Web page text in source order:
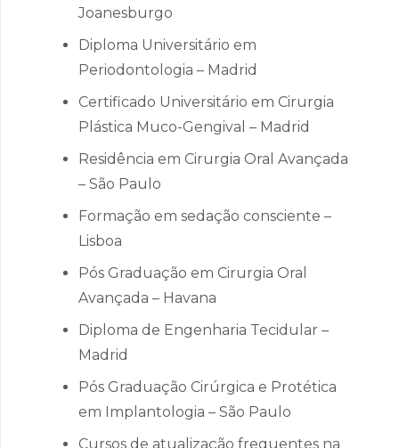
Joanesburgo
Diploma Universitário em
Periodontologia – Madrid
Certificado Universitário em Cirurgia
Plástica Muco-Gengival – Madrid
Residência em Cirurgia Oral Avançada
– São Paulo
Formação em sedação consciente –
Lisboa
Pós Graduação em Cirurgia Oral
Avançada – Havana
Diploma de Engenharia Tecidular –
Madrid
Pós Graduação Cirúrgica e Protética
em Implantologia – São Paulo
Cursos de atualização frequentes na